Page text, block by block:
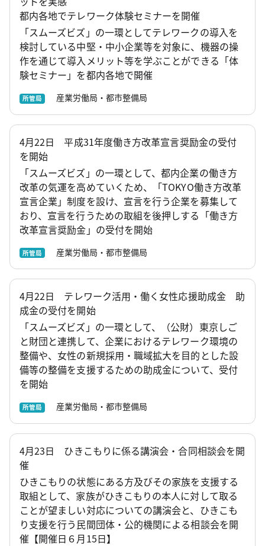
都内各地でテレワーク体験セミナーを開催
「スムーズビズ」の一環としてテレワークの導入を
検討している中堅・中小企業等を対象に、機器の操
作を通じて導入メリット等を学ぶことができる「体
験セミナー」を都内各地で開催
所管局 産業労働局・都市整備局
4月22日 平成31年度働き方改革宣言奨励金の受付
を開始
「スムーズビズ」の一環として、都内企業の働き方
改革の気運を高めていくため、「TOKYO働き方改革
宣言企業」制度を設け、宣言を行う企業を募集して
おり、宣言を行うための取組を後押しする「働き方
改革宣言奨励金」の受付を開始
所管局 産業労働局・都市整備局
4月22日 テレワーク活用・働く女性応援助成金 助
成金の受付を開始
「スムーズビズ」の一環として、（公財）東京しご
と財団と連携して、企業におけるテレワーク環境の
整備や、女性の新規採用・職域拡大を目的とした設
備等の整備を支援するための助成金について、受付
を開始
所管局 産業労働局・都市整備局
4月23日 ひきこもりに係る講演会・合同相談会を開
催
ひきこもりの状態にある方及びその家族を支援する
取組として、家族がひきこもりの本人に対して取る
ことが望ましい対応についての講演会と、ひきこも
り支援を行う民間団体・公的機関による相談会を開
催【開催日６月15日】